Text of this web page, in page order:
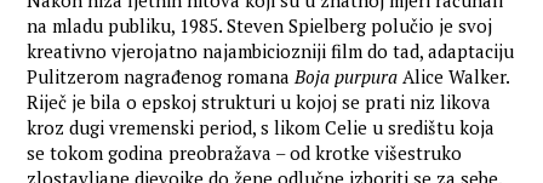
na mladu publiku, 1985. Steven Spielberg polučio je svoj
kreativno vjerojatno najambiciozniji film do tad, adaptaciju
Pulitzerom nagrađenog romanaBoja purpura Alice Walker.
Riječ je bila o epskoj strukturi u kojoj se prati niz likova
kroz dugi vremenski period, s likom Celie u središtu koja
se tokom godina preobražava – od krotke višestruko